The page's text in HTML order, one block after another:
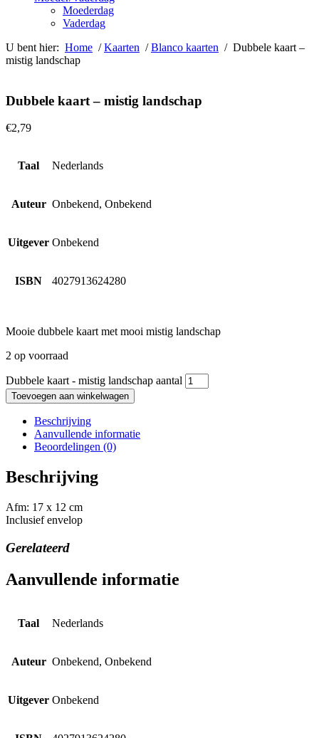
Moederdag
Vaderdag
U bent hier: Home /Kaarten /Blanco kaarten / Dubbele kaart –
mistig landschap
Dubbele kaart – mistig landschap
€2,79
Taal Nederlands
Auteur Onbekend, Onbekend
Uitgever Onbekend
ISBN 4027913624280
Mooie dubbele kaart met mooi mistig landschap
2 op voorraad
Dubbele kaart - mistig landschap aantal
Toevoegen aan winkelwagen
Beschrijving
Aanvullende informatie
Beoordelingen (0)
Beschrijving
Afm: 17 x 12 cm
Inclusief envelop
Gerelateerd
Aanvullende informatie
Taal Nederlands
Auteur Onbekend, Onbekend
Uitgever Onbekend